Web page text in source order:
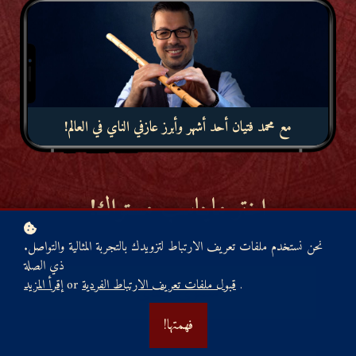
!مع محمد فتيان أحد أشهر وأبرز عازفي الناي في العالم
!اختر مايناسب مستواك
مستوى مبتدئ
.نحن نستخدم ملفات تعريف الارتباط لتزويدك بالتجربة المثالية والتواصل
ذي الصلة
إقرأ المزيدorقبول ملفات تعريف الارتباط الفردية.
!فهمتها